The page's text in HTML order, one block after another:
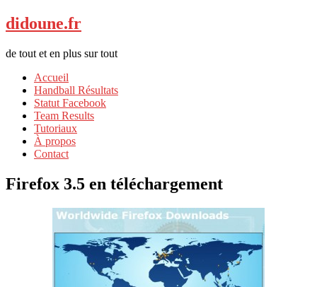
didoune.fr
de tout et en plus sur tout
Accueil
Handball Résultats
Statut Facebook
Team Results
Tutoriaux
À propos
Contact
Firefox 3.5 en téléchargement